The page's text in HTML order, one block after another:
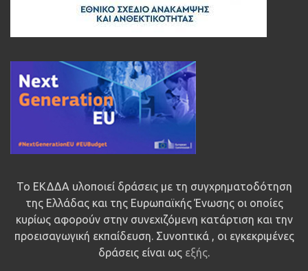
Το ΕΚΔΔΑ υλοποιεί δράσεις με τη συγχρηματοδότηση
της Ελλάδας και της Ευρωπαϊκής Ένωσης οι οποίες
κυρίως αφορούν στην συνεχιζόμενη κατάρτιση και την
προεισαγωγική εκπαίδευση. Συνοπτικά , οι εγκεκριμένες
δράσεις είναι ως εξής.